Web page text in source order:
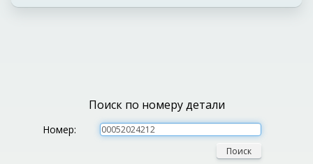
Поиск по номеру детали
Номер:
Поиск